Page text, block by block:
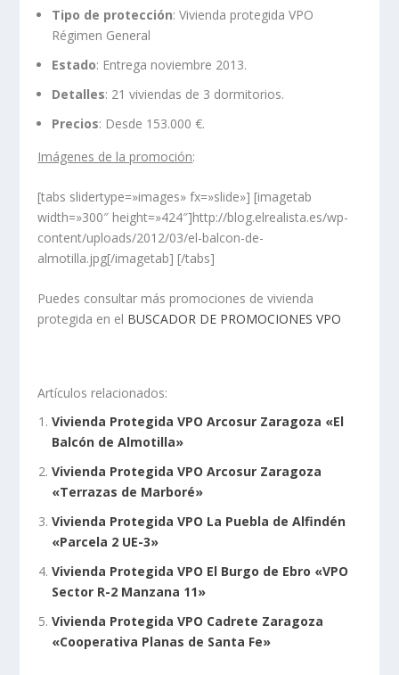
Tipo de protección: Vivienda protegida VPO
Régimen General
Estado: Entrega noviembre 2013.
Detalles: 21 viviendas de 3 dormitorios.
Precios: Desde 153.000 €.
Imágenes de la promoción:
[tabs slidertype=»images» fx=»slide»] [imagetab
width=»300″ height=»424″]http://blog.elrealista.es/wp-
content/uploads/2012/03/el-balcon-de-
almotilla.jpg[/imagetab] [/tabs]
Puedes consultar más promociones de vivienda
protegida en el BUSCADOR DE PROMOCIONES VPO
Artículos relacionados:
Vivienda Protegida VPO Arcosur Zaragoza «El
Balcón de Almotilla»
Vivienda Protegida VPO Arcosur Zaragoza
«Terrazas de Marboré»
Vivienda Protegida VPO La Puebla de Alfindén
«Parcela 2 UE-3»
Vivienda Protegida VPO El Burgo de Ebro «VPO
Sector R-2 Manzana 11»
Vivienda Protegida VPO Cadrete Zaragoza
«Cooperativa Planas de Santa Fe»